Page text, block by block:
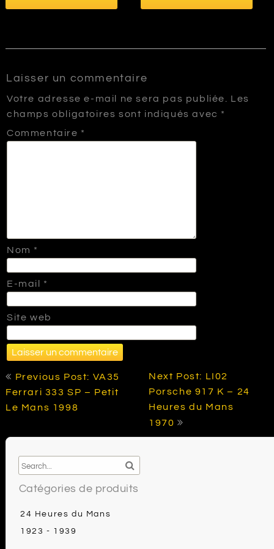
Laisser un commentaire
Votre adresse e-mail ne sera pas publiée.
Les
champs obligatoires sont indiqués avec *
Commentaire *
Nom *
E-mail *
Site web
Navigation
Previous Post: VA35
Ferrari 333 SP – Petit
Le Mans 1998
Next Post: LI02
Porsche 917 K – 24
Heures du Mans
1970
Catégories de produits
24 Heures du Mans
1923 - 1939